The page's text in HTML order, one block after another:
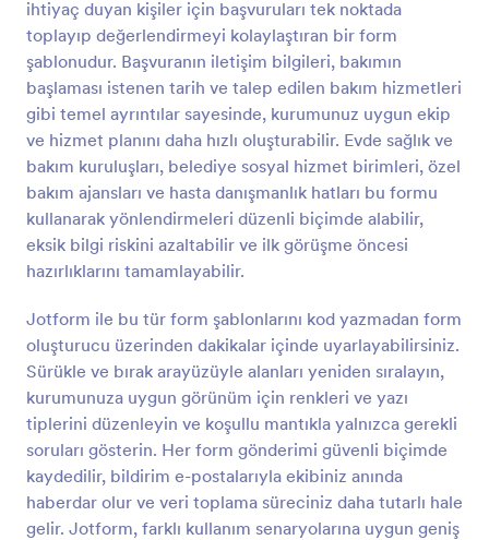
ihtiyaç duyan kişiler için başvuruları tek noktada
toplayıp değerlendirmeyi kolaylaştıran bir form
şablonudur. Başvuranın iletişim bilgileri, bakımın
başlaması istenen tarih ve talep edilen bakım hizmetleri
gibi temel ayrıntılar sayesinde, kurumunuz uygun ekip
ve hizmet planını daha hızlı oluşturabilir. Evde sağlık ve
bakım kuruluşları, belediye sosyal hizmet birimleri, özel
bakım ajansları ve hasta danışmanlık hatları bu formu
kullanarak yönlendirmeleri düzenli biçimde alabilir,
eksik bilgi riskini azaltabilir ve ilk görüşme öncesi
hazırlıklarını tamamlayabilir.
Jotform ile bu tür form şablonlarını kod yazmadan form
oluşturucu üzerinden dakikalar içinde uyarlayabilirsiniz.
Sürükle ve bırak arayüzüyle alanları yeniden sıralayın,
kurumunuza uygun görünüm için renkleri ve yazı
tiplerini düzenleyin ve koşullu mantıkla yalnızca gerekli
soruları gösterin. Her form gönderimi güvenli biçimde
kaydedilir, bildirim e-postalarıyla ekibiniz anında
haberdar olur ve veri toplama süreciniz daha tutarlı hale
gelir. Jotform, farklı kullanım senaryolarına uygun geniş
Önizleme
Güneş Enerjisi Referans Formu